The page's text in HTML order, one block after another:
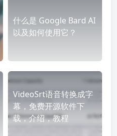
什么是 Google Bard AI
以及如何使用它？
VideoSrt语音转换成字
幕，免费开源软件下
载，介绍，教程